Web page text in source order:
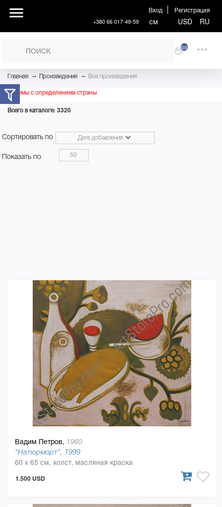
Вход Регистрация
+380 66 017-49-59 см USD RU
00
Главная → Произведения → Все произведения
Проблемы с определением страны
Всего в каталоге: 3320
Сортировать по Дате добавления
Показать по 50
Вадим Петров, 1960
"Натюрморт", 1999
60 x 65 см, холст, масляная краска
1.500 USD